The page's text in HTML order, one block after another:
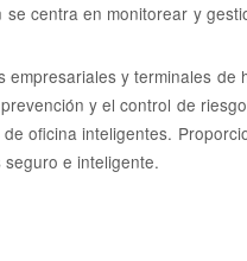
centra en monitorear y
y terminales
y el control de
oficina inteligentes.
e inteligente.